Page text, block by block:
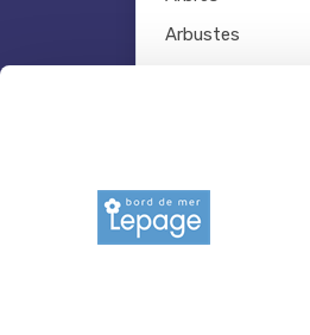
Arbustes
Hortensias
Rosiers